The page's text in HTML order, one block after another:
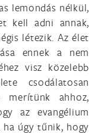
lemondás nélkül,
kell adni annak,
létezik. Az élet
ennek a nem
visz közelebb
csodálatosan
merítünk ahhoz,
az evangélium
ha úgy tűnik, hogy